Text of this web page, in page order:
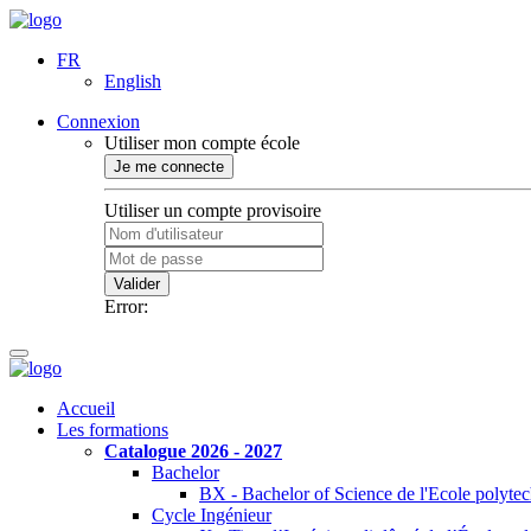
FR
English
Connexion
Utiliser mon compte école
Je me connecte
Utiliser un compte provisoire
Valider
Error:
Accueil
Les formations
Catalogue 2026 - 2027
Bachelor
BX - Bachelor of Science de l'Ecole
Cycle Ingénieur